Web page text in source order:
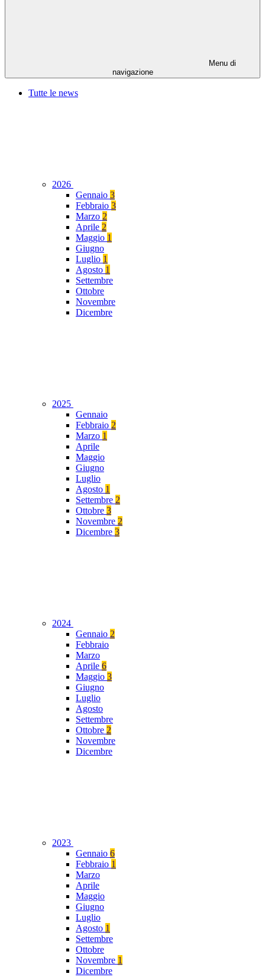
Menu di
navigazione
Tutte le news
2026
Gennaio 3
Febbraio 3
Marzo 2
Aprile 2
Maggio 1
Giugno
Luglio 1
Agosto 1
Settembre
Ottobre
Novembre
Dicembre
2025
Gennaio
Febbraio 2
Marzo 1
Aprile
Maggio
Giugno
Luglio
Agosto 1
Settembre 2
Ottobre 3
Novembre 2
Dicembre 3
2024
Gennaio 2
Febbraio
Marzo
Aprile 6
Maggio 3
Giugno
Luglio
Agosto
Settembre
Ottobre 2
Novembre
Dicembre
2023
Gennaio 6
Febbraio 1
Marzo
Aprile
Maggio
Giugno
Luglio
Agosto 1
Settembre
Ottobre
Novembre 1
Dicembre